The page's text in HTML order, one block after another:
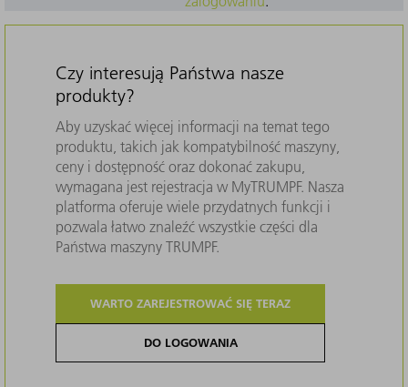
Czy interesują Państwa nasze
produkty?
Aby uzyskać więcej informacji na temat tego
produktu, takich jak kompatybilność maszyny,
ceny i dostępność oraz dokonać zakupu,
wymagana jest rejestracja w MyTRUMPF. Nasza
platforma oferuje wiele przydatnych funkcji i
pozwala łatwo znaleźć wszystkie części dla
Państwa maszyny TRUMPF.
WARTO ZAREJESTROWAĆ SIĘ TERAZ
DO LOGOWANIA